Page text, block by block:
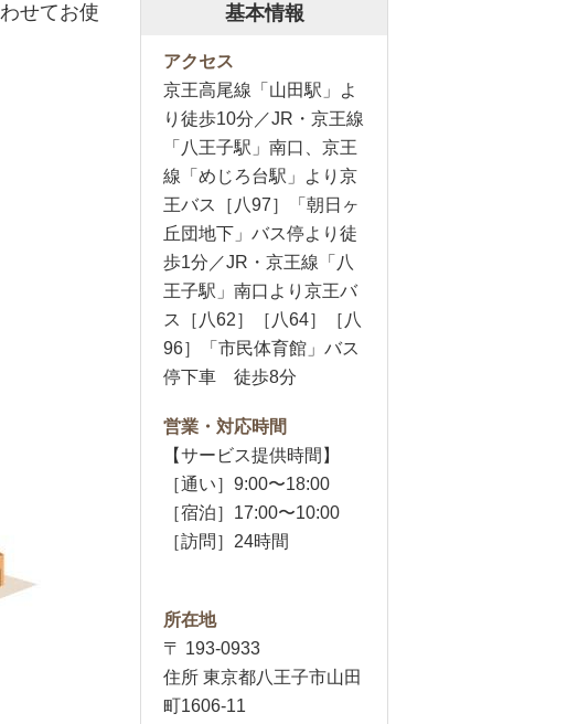
せてお使
基本情報
アクセス
京王高尾線「山田駅」よ
り徒歩10分／JR・京王線
「八王子駅」南口、京王
線「めじろ台駅」より京
王バス［八97］「朝日ヶ
丘団地下」バス停より徒
歩1分／JR・京王線「八
王子駅」南口より京王バ
ス［八62］［八64］［八
96］「市民体育館」バス
停下車 徒歩8分
営業・対応時間
【サービス提供時間】
［通い］9:00〜18:00
［宿泊］17:00〜10:00
［訪問］24時間
所在地
〒 193-0933
住所 東京都八王子市山田
町1606-11